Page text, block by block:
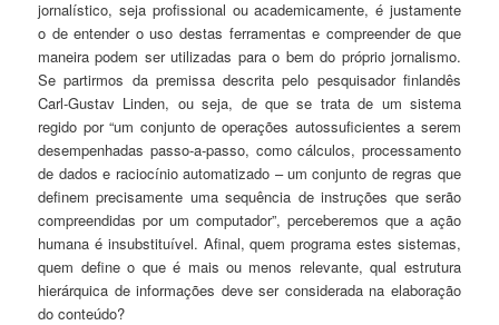
jornalístico, seja profissional ou academicamente, é justamente
o de entender o uso destas ferramentas e compreender de que
maneira podem ser utilizadas para o bem do próprio jornalismo.
Se partirmos da premissa descrita pelo pesquisador finlandês
Carl-Gustav Linden, ou seja, de que se trata de um sistema
regido por “um conjunto de operações autossuficientes a serem
desempenhadas passo-a-passo, como cálculos, processamento
de dados e raciocínio automatizado – um conjunto de regras que
definem precisamente uma sequência de instruções que serão
compreendidas por um computador”, perceberemos que a ação
humana é insubstituível. Afinal, quem programa estes sistemas,
quem define o que é mais ou menos relevante, qual estrutura
hierárquica de informações deve ser considerada na elaboração
do conteúdo?